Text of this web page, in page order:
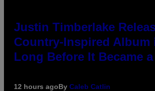
Justin Timberlake
Country-Inspired Album
Long Before It Became
12 hours agoBy Caleb Catlin